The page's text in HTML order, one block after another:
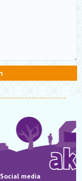
Social media